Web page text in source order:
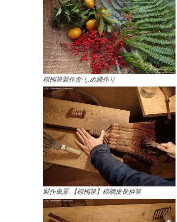
棕櫚箒製作舎-しめ縄作り
製作風景-【棕櫚箒】棕櫚皮長柄箒